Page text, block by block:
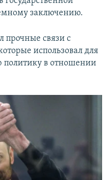
заключению.
прочные связи с
использовал для
в отношении